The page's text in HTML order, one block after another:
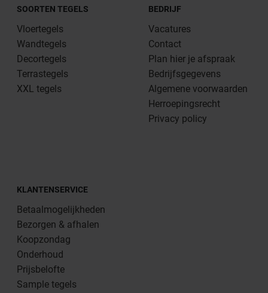
SOORTEN TEGELS
Vloertegels
Wandtegels
Decortegels
Terrastegels
XXL tegels
BEDRIJF
Vacatures
Contact
Plan hier je afspraak
Bedrijfsgegevens
Algemene voorwaarden
Herroepingsrecht
Privacy policy
KLANTENSERVICE
Betaalmogelijkheden
Bezorgen & afhalen
Koopzondag
Onderhoud
Prijsbelofte
Sample tegels